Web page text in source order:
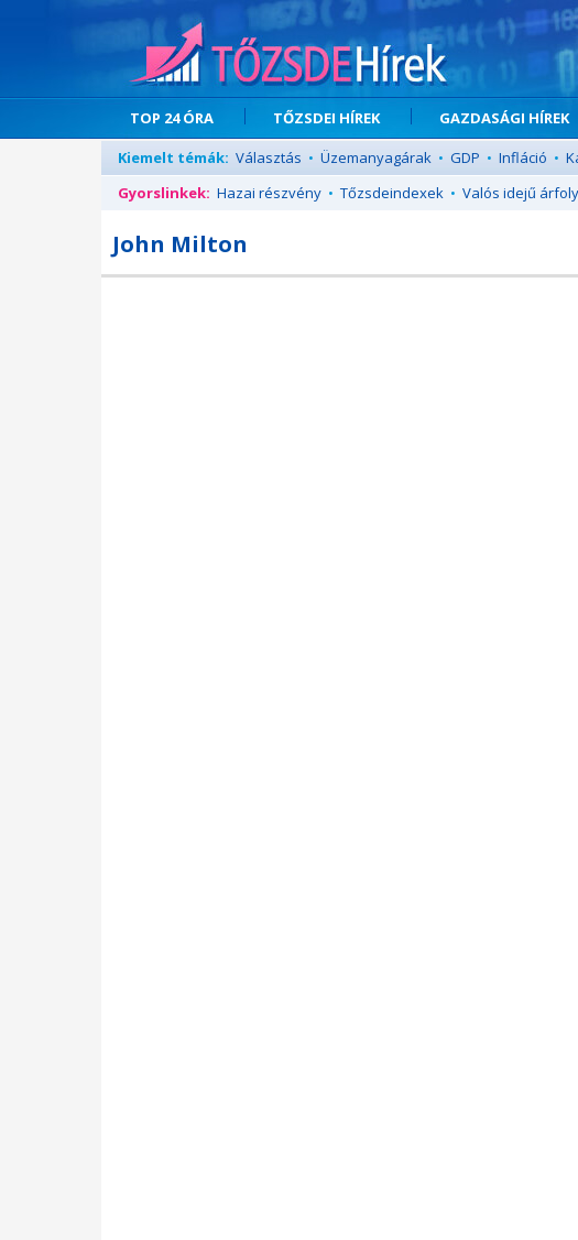
TOP 24 ÓRA TŐZSDEI HÍREK GAZDASÁGI HÍREK
Kiemelt témák: Választás • Üzemanyagárak • GDP • Infláció •
Gyorslinkek: Hazai részvény • Tőzsdeindexek • Valós idejű
John Milton